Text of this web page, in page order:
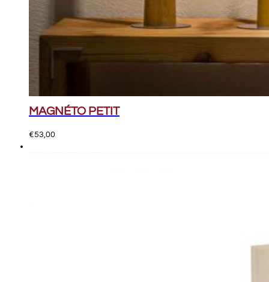
MAGNÉTO PETIT
€53,00